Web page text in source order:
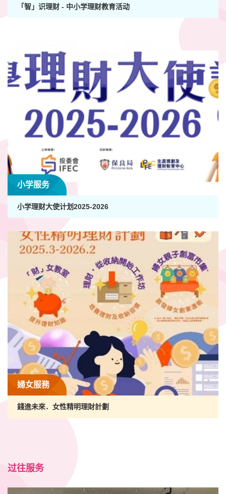
「智」识理财 - 中小学理财教育活动
小学服务
小学理财大使计划2025-2026
婦女服務
錢進未來．女性精明理財計劃
过往服务